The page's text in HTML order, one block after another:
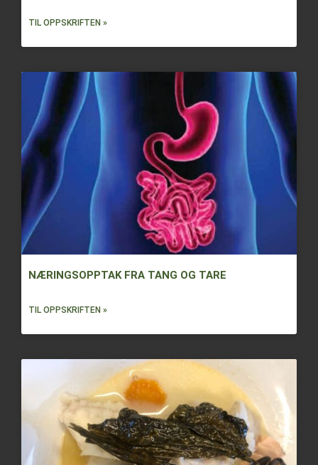
TIL OPPSKRIFTEN »
NÆRINGSOPPTAK FRA TANG OG TARE
TIL OPPSKRIFTEN »